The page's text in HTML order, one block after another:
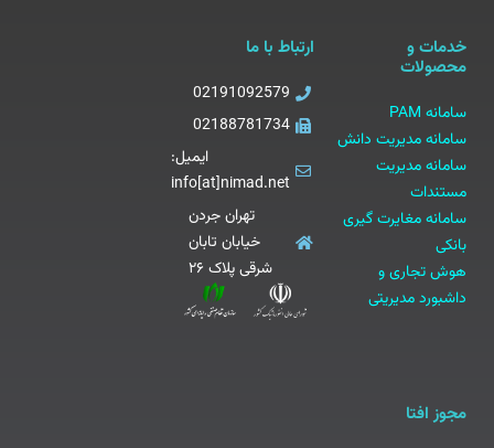
خدمات و
محصولات
سامانه PAM
سامانه مدیریت دانش
سامانه مدیریت
مستندات
سامانه مغایرت گیری
بانکی
هوش تجاری و
داشبورد مدیریتی
ارتباط با ما
02191092579
02188781734
ایمیل:
info[at]nimad.net
تهران جردن
خیابان تابان
شرقی پلاک ۲۶
مجوز افتا